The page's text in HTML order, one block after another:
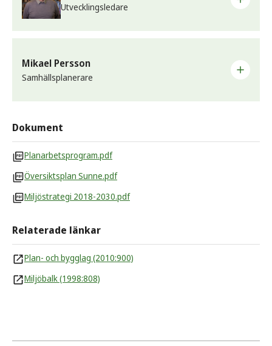
Utvecklingsledare
Telefon
Arbetsplats
Postadress
1. Samhällsbyggnad, 686 80 Sunne
Mikael Persson
Samhällsplanerare
mikael.p.persson@sunne.se
Telefon
Arbetsplats
Dokument
Planarbetsprogram.pdf
Översiktsplan Sunne.pdf
Miljöstrategi 2018-2030.pdf
Relaterade länkar
Plan- och bygglag (2010:900)
Miljöbalk (1998:808)